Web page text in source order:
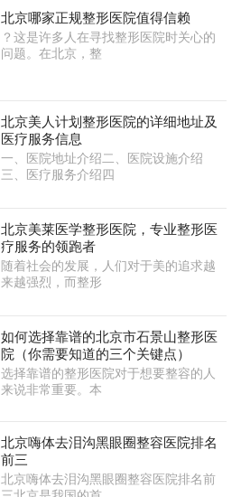
北京哪家正规整形医院值得信赖
？这是许多人在寻找整形医院时关心的
问题。在北京，整
北京美人计划整形医院的详细地址及
医疗服务信息
一、医院地址介绍二、医院设施介绍
三、医疗服务介绍四
北京美莱医学整形医院，专业整形医
疗服务的领跑者
随着社会的发展，人们对于美的追求越
来越强烈，而整形
如何选择靠谱的北京市石景山整形医
院（你需要知道的三个关键点）
选择靠谱的整形医院对于想要整容的人
来说非常重要。本
北京嗨体去泪沟黑眼圈整容医院排名
前三
北京嗨体去泪沟黑眼圈整容医院排名前